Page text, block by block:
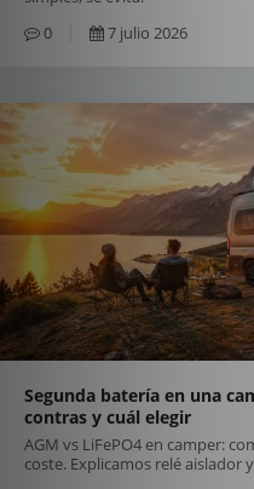
0
7 julio 2026
Segunda batería en una
contras y cuál elegir
AGM vs LiFePO4 en camper:
coste. Explicamos relé aislador